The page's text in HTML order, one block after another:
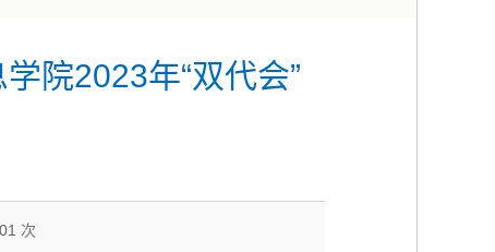
院2023年“双代会”
次